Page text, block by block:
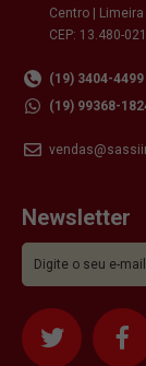
Centro | Limeira
CEP: 13.480-021
(19) 3404-4499
(19) 99368-
Newsletter